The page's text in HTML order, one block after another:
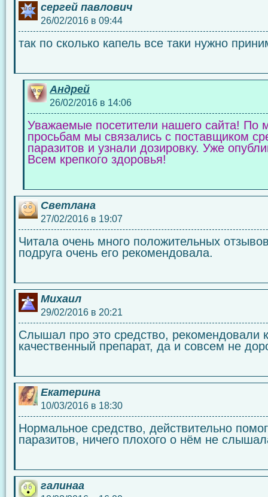
сергей павлович
26/02/2016 в 09:44
так по сколько капель все таки нужно
Андрей
26/02/2016 в 14:06
Уважаемые посетители нашего сайта! По
просьбам мы связались с поставщиком
паразитов и узнали дозировку. Уже
Всем крепкого здоровья!
Светлана
27/02/2016 в 19:07
Читала очень много положительных
подруга очень его рекомендовала.
Михаил
29/02/2016 в 20:21
Слышал про это средство, рекомендовали
качественный препарат, да и совсем не
Екатерина
10/03/2016 в 18:30
Нормальное средство, действительно
паразитов, ничего плохого о нём не
галинаa